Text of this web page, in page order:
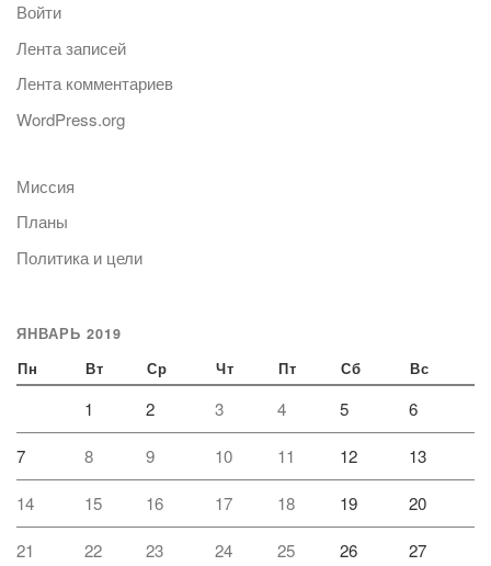
Войти
Лента записей
Лента комментариев
WordPress.org
Миссия
Планы
Политика и цели
ЯНВАРЬ 2019
Пн Вт Ср Чт Пт Сб Вс
1 2 3 4 5 6
7 8 9 10 11 12 13
14 15 16 17 18 19 20
21 22 23 24 25 26 27